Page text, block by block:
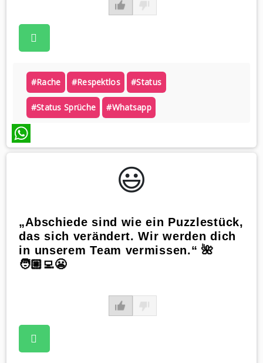
#rache #respektlos #status
#status Sprüche #whatsapp
WhatsApp
😃️
„Abschiede sind wie ein Puzzlestück,
das sich verändert. Wir werden dich
in unserem Team vermissen.“ 🌺
🧑🏼‍💻😬